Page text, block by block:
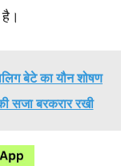
बेटे का यौन शोषण
सजा बरकरार रखी